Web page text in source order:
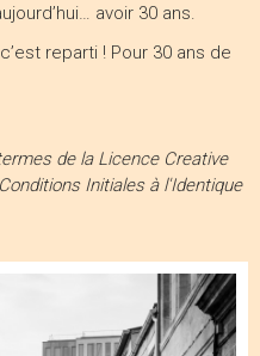
avoir 30 ans.
reparti ! Pour 30 ans de
de la Licence Creative
Initiales à l'Identique